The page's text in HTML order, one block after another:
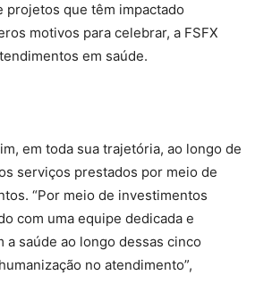
projetos que têm impactado
motivos para celebrar, a FSFX
em saúde.
em toda sua trajetória, ao longo de
serviços prestados por meio de
“Por meio de investimentos
com uma equipe dedicada e
a saúde ao longo dessas cinco
no atendimento”,